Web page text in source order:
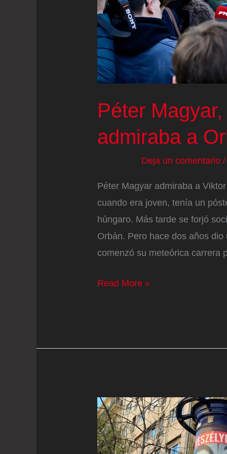
Péter
admiraba a
Deja un comentario /
Péter Magyar admiraba a
cuando era joven, tenía un
húngaro. Más tarde se forjó
Orbán. Pero hace dos años
comenzó su meteórica carrera
Péter
que
Orbán
y
acabó
con
Read More »